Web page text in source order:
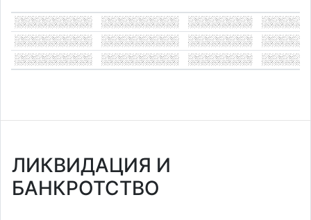
ЛИКВИДАЦИЯ И
БАНКРОТСТВО